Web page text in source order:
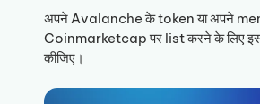
अपने Avalanche के token या अपने
Coinmarketcap पर list करने के लिए
कीजिए।